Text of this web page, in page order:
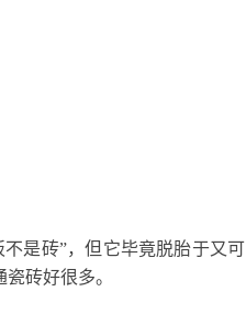
是砖”，但它毕竟脱胎于又可
砖好很多。